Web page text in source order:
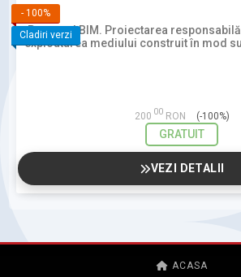
- 100%
Cladiri verzi
Procesul BIM. Proiectarea
exploatarea mediului construit în mod
200 00 RON (-100%)
GRATUIT
VEZI DETALII
ACASA